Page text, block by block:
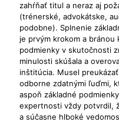
zahŕňať titul a neraz aj
(trénerské, advokátske,
podobne). Splnenie
je prvým krokom a
podmienky v skutočnosti
minulosti skúšala a
inštitúcia. Musel
odborne zdatnými ľuďmi,
aspoň základné
expertnosti vždy potvrdil,
a súčasne hlboké